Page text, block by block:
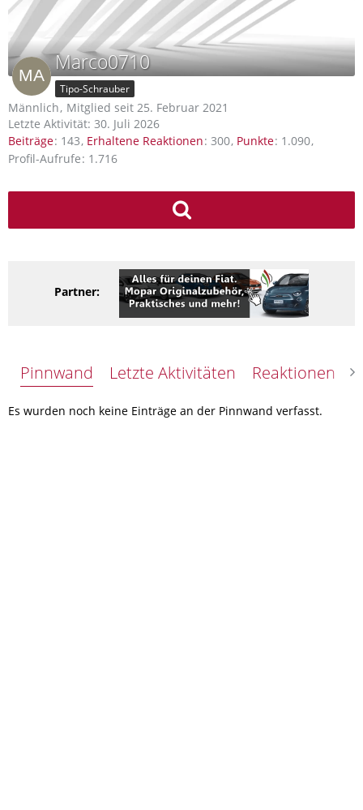
Marco0710
Tipo-Schrauber
Männlich Mitglied seit 25. Februar 2021
Letzte Aktivität: 30. Juli 2026
Beiträge 143 Erhaltene Reaktionen 300 Punkte 1.090
Profil-Aufrufe 1.716
Partner:
Pinnwand Letzte Aktivitäten Reaktionen
Es wurden noch keine Einträge an der Pinnwand verfasst.